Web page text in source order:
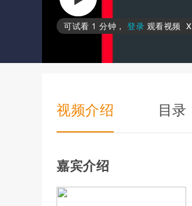
可试看 1 分钟 ， 登录 观看视频 x
视频介绍 目录
嘉宾介绍